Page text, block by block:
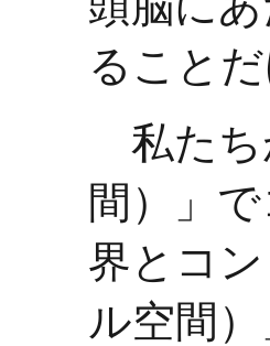
ることだ
私たち
間）」
界とコ
ル空間